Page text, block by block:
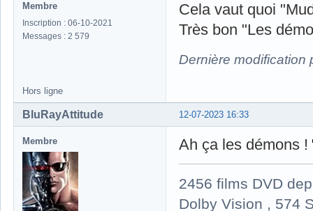
Membre
Inscription : 06-10-2021
Messages : 2 579
Cela vaut quoi
Très bon "Les
Dernière modification
Hors ligne
12-07-2023 16:33
BluRayAttitude
Membre Ah ça les démons !
2456 films DVD
Dolby Vision , 574